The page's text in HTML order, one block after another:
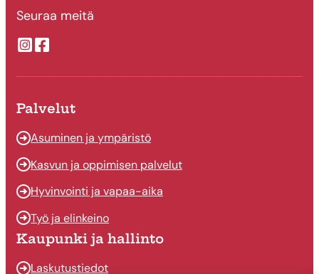
Seuraa meitä
Suonenjoen kaupungin Instragram
Suonenjoen kaupungin Facebook
Palvelut
Asuminen ja ympäristö
Kasvun ja oppimisen palvelut
Hyvinvointi ja vapaa-aika
Työ ja elinkeino
Kaupunki ja hallinto
Laskutustiedot